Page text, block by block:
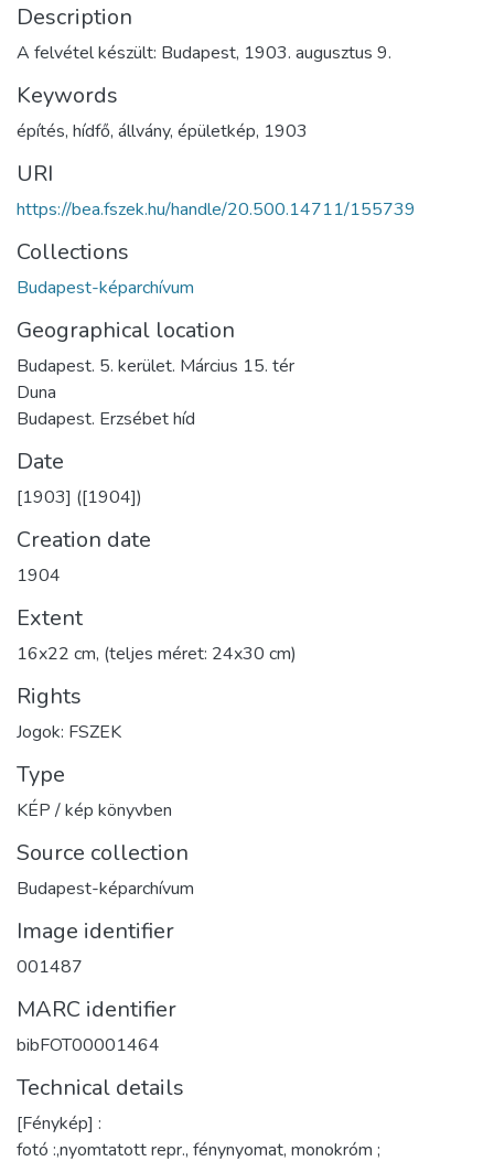
Description
A felvétel készült: Budapest, 1903. augusztus 9.
Keywords
építés, hídfő, állvány, épületkép, 1903
URI
https://bea.fszek.hu/handle/20.500.14711/155739
Collections
Budapest-képarchívum
Geographical location
Budapest. 5. kerület. Március 15. tér
Duna
Budapest. Erzsébet híd
Date
[1903] ([1904])
Creation date
1904
Extent
16x22 cm, (teljes méret: 24x30 cm)
Rights
Jogok: FSZEK
Type
KÉP / kép könyvben
Source collection
Budapest-képarchívum
Image identifier
001487
MARC identifier
bibFOT00001464
Technical details
[Fénykép] :
fotó :,nyomtatott repr., fénynyomat, monokróm ;